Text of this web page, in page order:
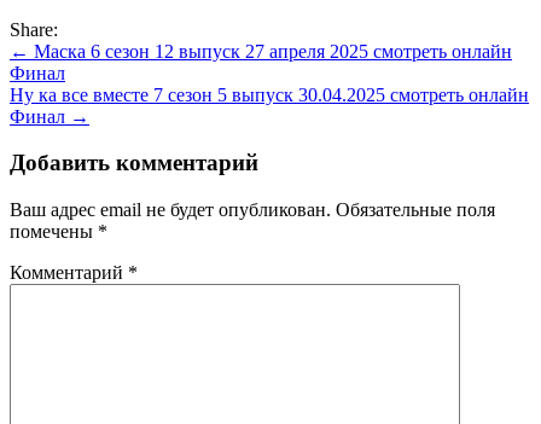
Share:
Навигация
по
записям
← Маска 6 сезон 12 выпуск 27 апреля 2025 смотреть онлайн
Финал
Ну ка все вместе 7 сезон 5 выпуск 30.04.2025 смотреть онлайн
Финал →
Добавить комментарий
Ваш адрес email не будет опубликован. Обязательные поля
помечены *
Комментарий *